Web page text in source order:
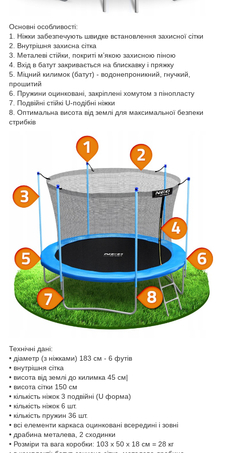
Основні особливості:
1. Ніжки забезпечують швидке встановлення захисної сітки
2. Внутрішня захисна сітка
3. Металеві стійки, покриті мʼякою захисною піною
4. Вхід в батут закривається на блискавку і пряжку
5. Міцний килимок (батут) - водонепроникний, гнучкий,
прошитий
6. Пружини оцинковані, закріплені хомутом з пінопласту
7. Подвійні стійкі U-подібні ніжки
8. Оптимальна висота від землі для максимальної безпеки
стрибків
Технічні дані:
• діаметр (з ніжками) 183 см - 6 футів
• внутрішня сітка
• висота від землі до килимка 45 см|
• висота сітки 150 см
• кількість ніжок 3 подвійні (U форма)
• кількість ніжок 6 шт.
• кількість пружин 36 шт.
• всі елементи каркаса оцинковані всередині і зовні
• драбина металева, 2 сходинки
• Розміри та вага коробки: 103 х 50 х 18 см = 28 кг